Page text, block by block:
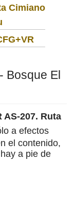
Cimiano
Bosque El
AS-207. Ruta
a efectos
el contenido,
a pie de